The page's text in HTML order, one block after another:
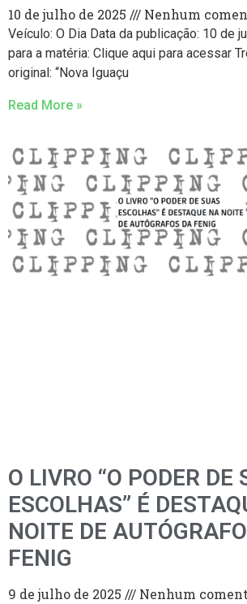
10 de julho de 2025 Nenhum
Veículo: O Dia Data da publicação: 10 de
para a matéria: Clique aqui para acessar
original: “Nova Iguaçu
Read More »
O LIVRO “O PODER DE
ESCOLHAS” É
NOITE DE
FENIG
9 de julho de 2025 Nenhum